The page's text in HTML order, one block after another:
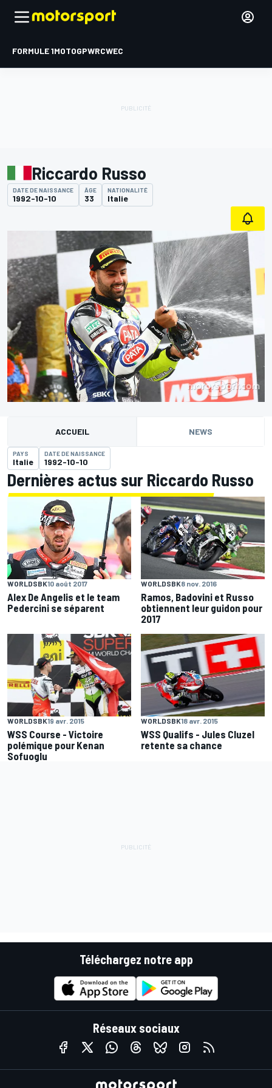
FORMULE 1MOTOGPWRCWEC
Riccardo Russo
DATE DE NAISSANCE
1992-10-10
ÂGE
33
NATIONALITÉ
Italie
ACCUEIL NEWS
PAYS
Italie
DATE DE NAISSANCE
1992-10-10
Dernières actus sur Riccardo Russo
WORLDSBK10 août 2017
Alex De Angelis et le team
Pedercini se séparent
WORLDSBK8 nov. 2016
Ramos, Badovini et Russo
obtiennent leur guidon pour
2017
WORLDSBK19 avr. 2015
WSS Course - Victoire
polémique pour Kenan
Sofuoglu
WORLDSBK18 avr. 2015
WSS Qualifs - Jules Cluzel
retente sa chance
Téléchargez notre app
Réseaux sociaux